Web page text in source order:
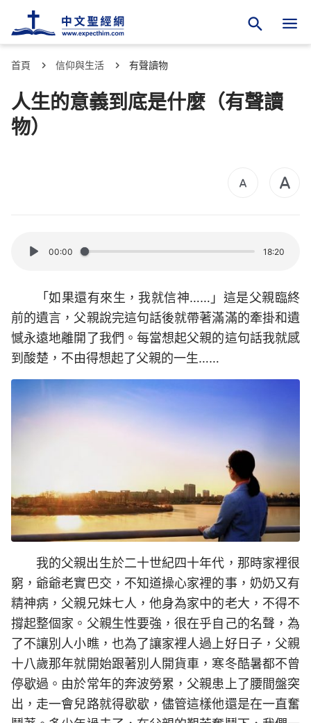
首頁 信仰與生活 有聲讀物
人生的意義到底是什麼（有聲讀
物）
00:00 18:20
「如果還有來生，我就信神……」這是父親臨終
前的遺言，父親說完這句話後就帶著滿滿的牽掛和遺
憾永遠地離開了我們。每當想起父親的這句話我就感
到酸楚，不由得想起了父親的一生……
我的父親出生於二十世紀四十年代，那時家裡很
窮，爺爺老實巴交，不知道操心家裡的事，奶奶又有
精神病，父親兄妹七人，他身為家中的老大，不得不
撐起整個家。父親生性要強，很在乎自己的名聲，為
了不讓別人小瞧，也為了讓家裡人過上好日子，父親
十八歲那年就開始跟著別人開貨車，寒冬酷暑都不曾
停歇過。由於常年的奔波勞累，父親患上了腰間盤突
出，走一會兒路就得歇歇，儘管這樣他還是在一直奮